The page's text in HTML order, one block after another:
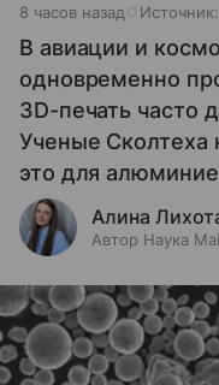
8 часов назад Источник:
В авиации и
одновременно
3D-печать часто
Ученые Сколтеха
это для
Алина
Автор Наука